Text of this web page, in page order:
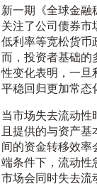
新一期《全球金
关注了公司债券
低利率等宽松货
而，投资者基础
性变化表明，一
平稳回归更加常态
当市场失去流动
且提供的与资产
间的资金转移效
端条件下，流动
市场会同时失去流